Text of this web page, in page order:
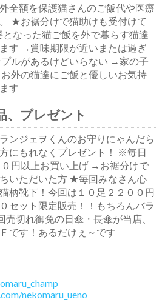
全額を保護猫さんのご飯代や医療
★お裾分けで猫助けも受付けて
なった猫ご飯を外で暮らす猫達
す →賞味期限が近いまたは過ぎ
ルがあるけどいらない →家の子
外の猫達にご飯と優しいお気持
す
、プレゼント
ンジェヲくんのお守りにゃんだら
にもれなくプレゼント！ ※毎日
円以上お買い上げ →お裾分けで
いただいた方 ★毎回みなさん心
柄靴下！今回は１０足２２００円
セット限定販売！！もちろんバラ
切れ御免の日傘・長傘が当店、
です！あるだけぇ～です
nekomaru_ueno